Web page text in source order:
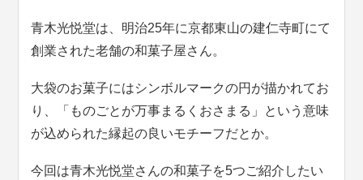
青木光悦堂は、明治25年に京都東山の建仁寺町にて
創業された老舗の和菓子屋さん。
大袋のお菓子にはシンボルマークの円が描かれてお
り、「ものごとが万事まるくおさまる」という意味
が込められた縁起の良いモチーフだとか。
今回は青木光悦堂さんの和菓子を5つご紹介したい